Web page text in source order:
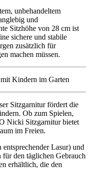
unbehandeltem
und
Sitzhöhe von 28 cm ist
sichere und stabile
zusätzlich für
machen müssen.
Sitzgarnitur fördert die
Ob zum Spielen,
Nicki Sitzgarnitur bietet
im Freien.
Lasur) und
für den täglichen Gebrauch
erhältlich, die den